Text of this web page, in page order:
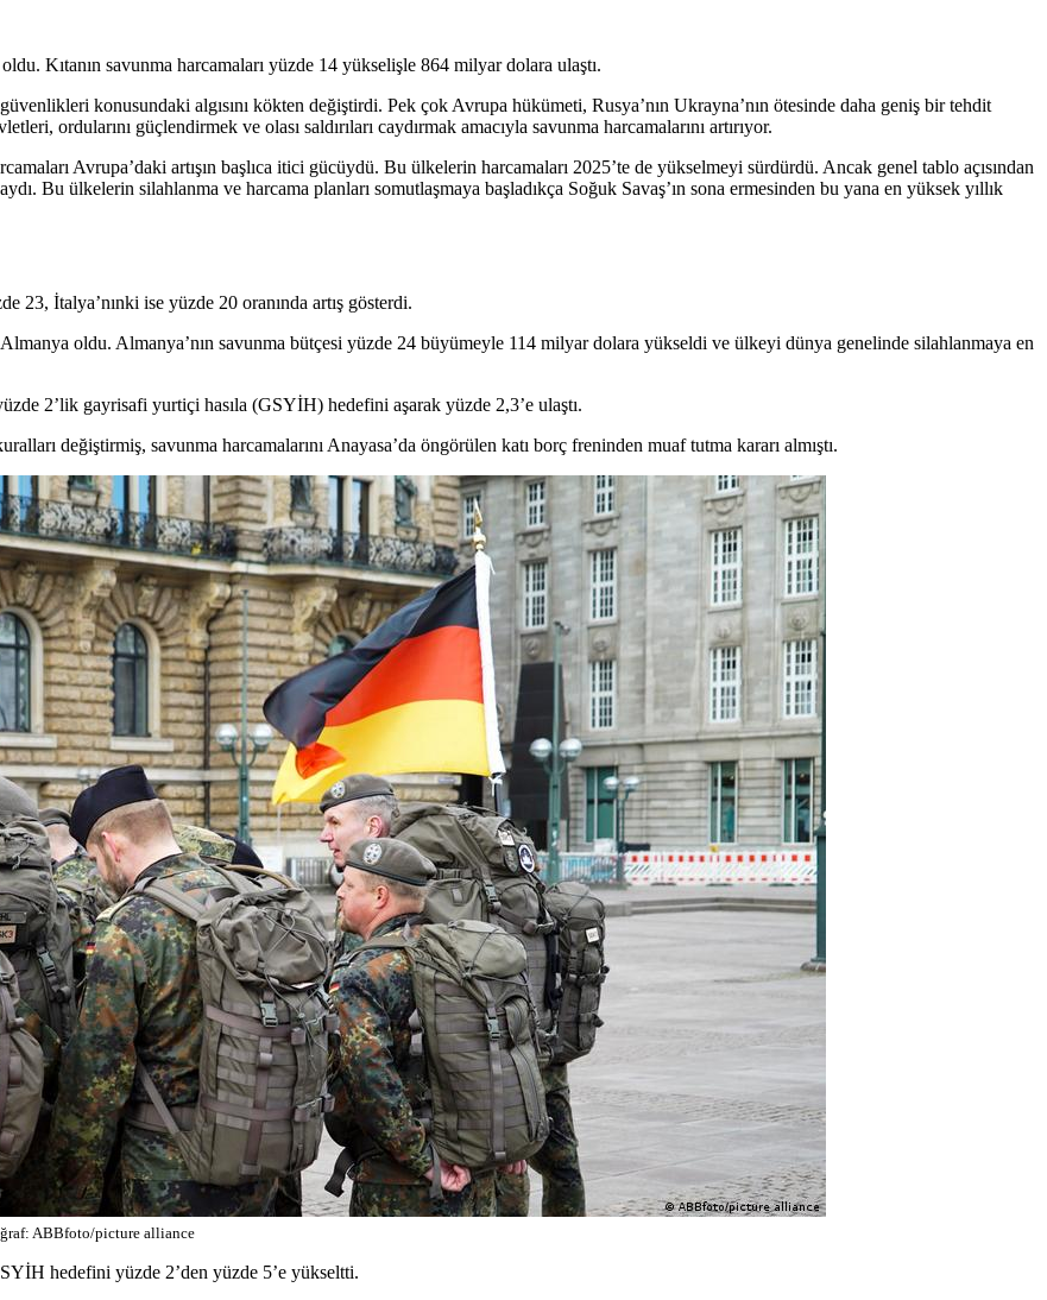
Kıtanın savunma harcamaları yüzde 14 yükselişle 864 milyar dolara ulaştı.
konusundaki algısını kökten değiştirdi. Pek çok Avrupa hükümeti, Rusya’nın Ukrayna’nın ötesinde daha geniş bir tehdit
ordularını güçlendirmek ve olası saldırıları caydırmak amacıyla savunma harcamalarını artırıyor.
Avrupa’daki artışın başlıca itici gücüydü. Bu ülkelerin harcamaları 2025’te de yükselmeyi sürdürdü. Ancak genel tablo açısından
Bu ülkelerin silahlanma ve harcama planları somutlaşmaya başladıkça Soğuk Savaş’ın sona ermesinden bu yana en yüksek yıllık
23, İtalya’nınki ise yüzde 20 oranında artış gösterdi.
oldu. Almanya’nın savunma bütçesi yüzde 24 büyümeyle 114 milyar dolara yükseldi ve ülkeyi dünya genelinde silahlanmaya en
2’lik gayrisafi yurtiçi hasıla (GSYİH) hedefini aşarak yüzde 2,3’e ulaştı.
değiştirmiş, savunma harcamalarını Anayasa’da öngörülen katı borç freninden muaf tutma kararı almıştı.
ABBfoto/picture alliance
hedefini yüzde 2’den yüzde 5’e yükseltti.